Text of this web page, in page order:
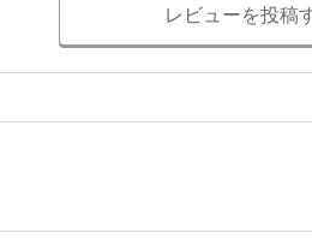
レビューを投稿